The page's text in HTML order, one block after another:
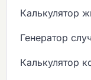
Калькулятор
Генератор
Калькулятор